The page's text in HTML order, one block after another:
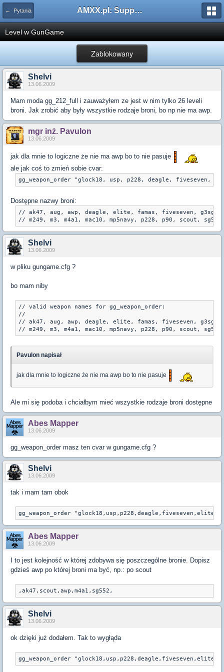
← Pytania AMXX.pl: Support AMX Mod X i SourceMod
Level w GunGame
Zablokowany
Shelvi
13.06.2009
Mam moda gg_212_full i zauważyłem ze jest w nim tylko 26 leveli
broni. Jak zrobić aby były wszystkie rodzaje broni, bo np nie ma awp.
mgr inż. Pavulon
13.06.2009
jak dla mnie to logiczne że nie ma awp bo to nie pasuje
ale jak coś to zmień sobie cvar:
gg_weapon_order "glock18, usp, p228, deagle, fiveseven,
Dostępne nazwy broni:
// ak47, aug, awp, deagle, elite, famas, fiveseven,
// m249, m3, m4a1, mac10, mp5navy, p228, p90, scout,
Shelvi
13.06.2009
w pliku gungame.cfg ?
bo mam niby
// valid weapon names for gg_weapon_order:
//
// ak47, aug, awp, deagle, elite, famas, fiveseven,
Pavulon napisał
jak dla mnie to logiczne że nie ma awp bo to nie pasuje
Ale mi się podoba i chciałbym mieć wszystkie rodzaje broni dostępne
Abes Mapper
13.06.2009
gg_weapon_order masz ten cvar w gungame.cfg ?
Shelvi
13.06.2009
tak i mam tam obok
gg_weapon_order
Abes Mapper
13.06.2009
I to jest kolejność w której zdobywa się poszczególne bronie. Dopisz
gdzieś awp po której broni ma być, np.: po scout
,ak47,scout,awp,m4a1,sg552,
Shelvi
13.06.2009
ok dzięki już dodałem. Tak to wygłąda
gg_weapon_order